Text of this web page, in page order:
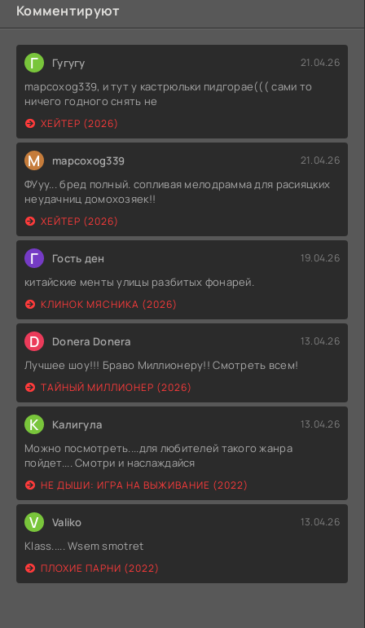
Комментируют
Г Гугугу 21.04.26
mapcoxog339, и тут у кастрюльки пидгорае((( сами то
ничего годного снять не
ХЕЙТЕР (2026)
M mapcoxog339 21.04.26
ФУуу... бред полный. сопливая мелодрамма для расияцких
неудачниц домохозяек!!
ХЕЙТЕР (2026)
Г Гость ден 19.04.26
китайские менты улицы разбитых фонарей.
КЛИНОК МЯСНИКА (2026)
D Donera Donera 13.04.26
Лучшее шоу!!! Браво Миллионеру!! Смотреть всем!
ТАЙНЫЙ МИЛЛИОНЕР (2026)
К Калигула 13.04.26
Можно посмотреть....для любителей такого жанра
пойдет.... Смотри и наслаждайся
НЕ ДЫШИ: ИГРА НА ВЫЖИВАНИЕ (2022)
V Valiko 13.04.26
Klass..... Wsem smotret
ПЛОХИЕ ПАРНИ (2022)